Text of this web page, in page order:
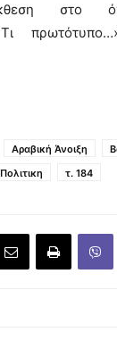
στο
Αραβική Άνοιξη
Πολιτικη τ. 184